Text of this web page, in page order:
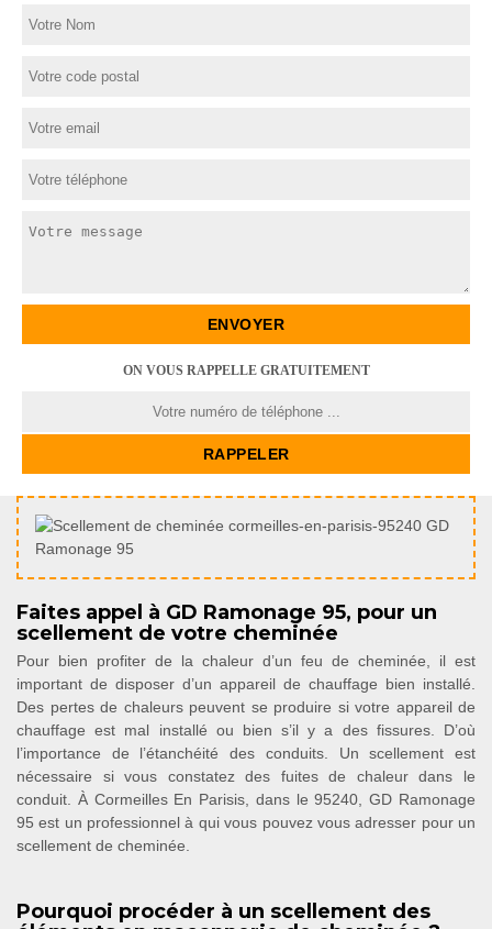
ON VOUS RAPPELLE GRATUITEMENT
Faites appel à GD Ramonage 95, pour un
scellement de votre cheminée
Pour bien profiter de la chaleur d’un feu de cheminée, il est
important de disposer d’un appareil de chauffage bien installé.
Des pertes de chaleurs peuvent se produire si votre appareil de
chauffage est mal installé ou bien s’il y a des fissures. D’où
l’importance de l’étanchéité des conduits. Un scellement est
nécessaire si vous constatez des fuites de chaleur dans le
conduit. À Cormeilles En Parisis, dans le 95240, GD Ramonage
95 est un professionnel à qui vous pouvez vous adresser pour un
scellement de cheminée.
Pourquoi procéder à un scellement des